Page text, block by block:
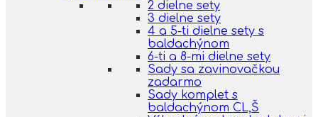
2 dielne sety
3 dielne sety
4 a 5-ti dielne sety s
baldachýnom
6-ti a 8-mi dielne sety
Sady sa zavinovačkou
zadarmo
Sady komplet s
baldachýnom CL,Š